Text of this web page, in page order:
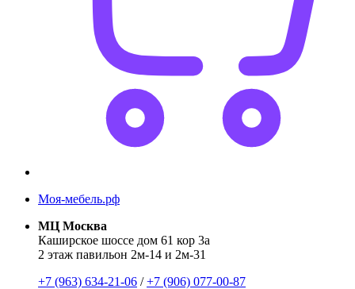
Моя-мебель.рф
МЦ Москва
Каширское шоссе дом 61 кор 3а
2 этаж павильон 2м-14 и 2м-31
+7 (963) 634-21-06 /+7 (906) 077-00-87